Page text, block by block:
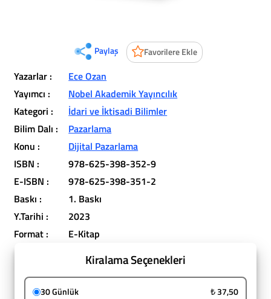
Paylaş Favorilere Ekle
Yazarlar :
Ece Ozan
Yayımcı :
Nobel Akademik Yayıncılık
Kategori :
İdari ve İktisadi Bilimler
Bilim Dalı :
Pazarlama
Konu :
Dijital Pazarlama
ISBN :
978-625-398-352-9
E-ISBN :
978-625-398-351-2
Baskı :
1. Baskı
Y.Tarihi :
2023
Format :
E-Kitap
Kiralama Seçenekleri
30 Günlük ₺ 37,50